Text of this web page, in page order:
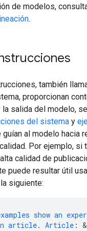
de modelos,
.
también
proporcionan
salida del modelo,
del sistema y
guían al modelo hacia
Por ejemplo, si
calidad de
puede resultar útil
siguiente:
show an
article. Article : &